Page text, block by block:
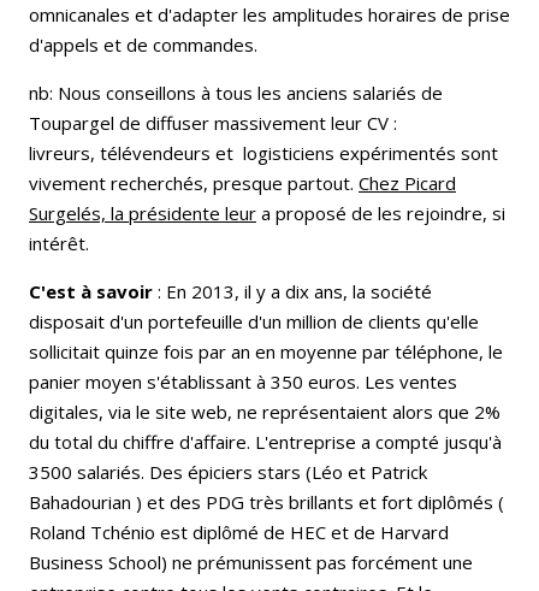
omnicanales et d'adapter les amplitudes horaires de prise
d'appels et de commandes.
nb: Nous conseillons à tous les anciens salariés de
Toupargel de diffuser massivement leur CV :
livreurs, télévendeurs et logisticiens expérimentés sont
vivement recherchés, presque partout. Chez Picard
Surgelés, la présidente leur a proposé de les rejoindre, si
intérêt.
C'est à savoir : En 2013, il y a dix ans, la société
disposait d'un portefeuille d'un million de clients qu'elle
sollicitait quinze fois par an en moyenne par téléphone, le
panier moyen s'établissant à 350 euros. Les ventes
digitales, via le site web, ne représentaient alors que 2%
du total du chiffre d'affaire. L'entreprise a compté jusqu'à
3500 salariés. Des épiciers stars (Léo et Patrick
Bahadourian ) et des PDG très brillants et fort diplômés (
Roland Tchénio est diplômé de HEC et de Harvard
Business School) ne prémunissent pas forcément une